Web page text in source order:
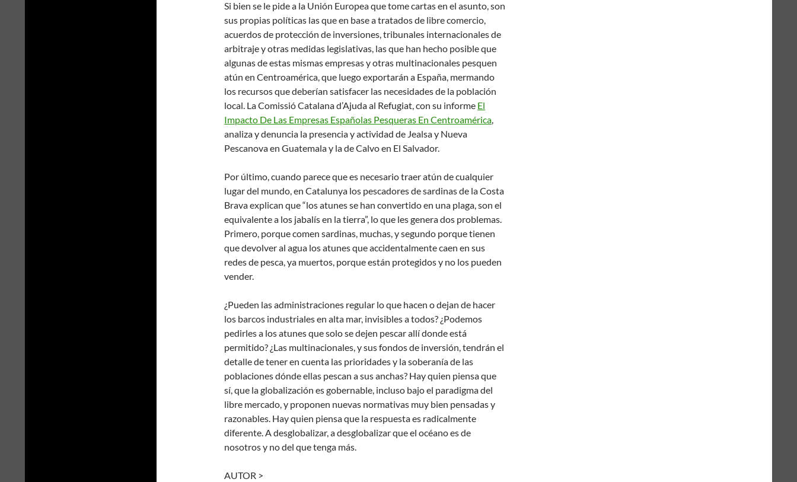
Si bien se le pide a la Unión Europea que tome cartas en el asunto, son
sus propias políticas las que en base a tratados de libre comercio,
acuerdos de protección de inversiones, tribunales internacionales de
arbitraje y otras medidas legislativas, las que han hecho posible que
algunas de estas mismas empresas y otras multinacionales pesquen
atún en Centroamérica, que luego exportarán a España, mermando
los recursos que deberían satisfacer las necesidades de la población
local. La Comissió Catalana d’Ajuda al Refugiat, con su informe El
Impacto De Las Empresas Españolas Pesqueras En Centroamérica,
analiza y denuncia la presencia y actividad de Jealsa y Nueva
Pescanova en Guatemala y la de Calvo en El Salvador.
Por último, cuando parece que es necesario traer atún de cualquier
lugar del mundo, en Catalunya los pescadores de sardinas de la Costa
Brava explican que “los atunes se han convertido en una plaga, son el
equivalente a los jabalís en la tierra”, lo que les genera dos problemas.
Primero, porque comen sardinas, muchas, y segundo porque tienen
que devolver al agua los atunes que accidentalmente caen en sus
redes de pesca, ya muertos, porque están protegidos y no los pueden
vender.
¿Pueden las administraciones regular lo que hacen o dejan de hacer
los barcos industriales en alta mar, invisibles a todos? ¿Podemos
pedirles a los atunes que solo se dejen pescar allí donde está
permitido? ¿Las multinacionales, y sus fondos de inversión, tendrán el
detalle de tener en cuenta las prioridades y la soberanía de las
poblaciones dónde ellas pescan a sus anchas? Hay quien piensa que
sí, que la globalización es gobernable, incluso bajo el paradigma del
libre mercado, y proponen nuevas normativas muy bien pensadas y
razonables. Hay quien piensa que la respuesta es radicalmente
diferente. A desglobalizar, a desglobalizar que el océano es de
nosotros y no del que tenga más.
AUTOR >